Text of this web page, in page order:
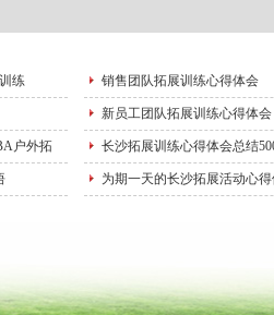
练 销售团队拓展训练心得体会
新员工团队拓展训练心得体会
户外拓 长沙拓展训练心得体会总结
为期一天的长沙拓展活动心